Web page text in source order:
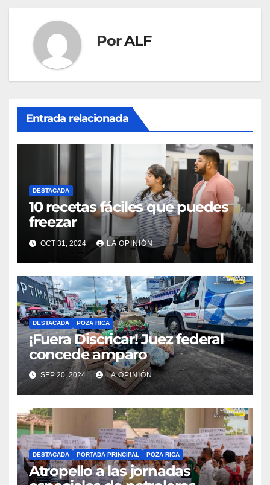
PorALF
Entrada relacionada
DESTACADA
10 recetas fáciles que puedes
freezar
OCT 31, 2024 LA OPINIÓN
DESTACADA POZA RICA
¡Fuera Discricar! Juez federal
concede amparo
SEP 20, 2024 LA OPINIÓN
DESTACADA PORTADA PRINCIPAL POZA RICA
Atropello a las jornadas